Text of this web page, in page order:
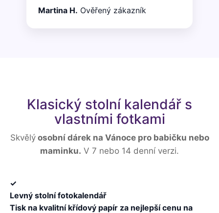
Martina H. Ověřený zákazník
Klasický stolní kalendář s
vlastními fotkami
Skvělýosobní dárek na Vánoce pro babičku nebo
maminku. V 7 nebo 14 denní verzi.
✓
Levný stolní fotokalendář
Tisk na kvalitní křídový papír za nejlepší cenu na